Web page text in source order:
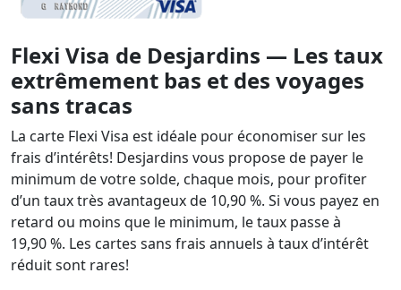
Flexi Visa de Desjardins — Les taux
extrêmement bas et des voyages
sans tracas
La carte Flexi Visa est idéale pour économiser sur les
frais d’intérêts! Desjardins vous propose de payer le
minimum de votre solde, chaque mois, pour profiter
d’un taux très avantageux de 10,90 %. Si vous payez en
retard ou moins que le minimum, le taux passe à
19,90 %. Les cartes sans frais annuels à taux d’intérêt
réduit sont rares!